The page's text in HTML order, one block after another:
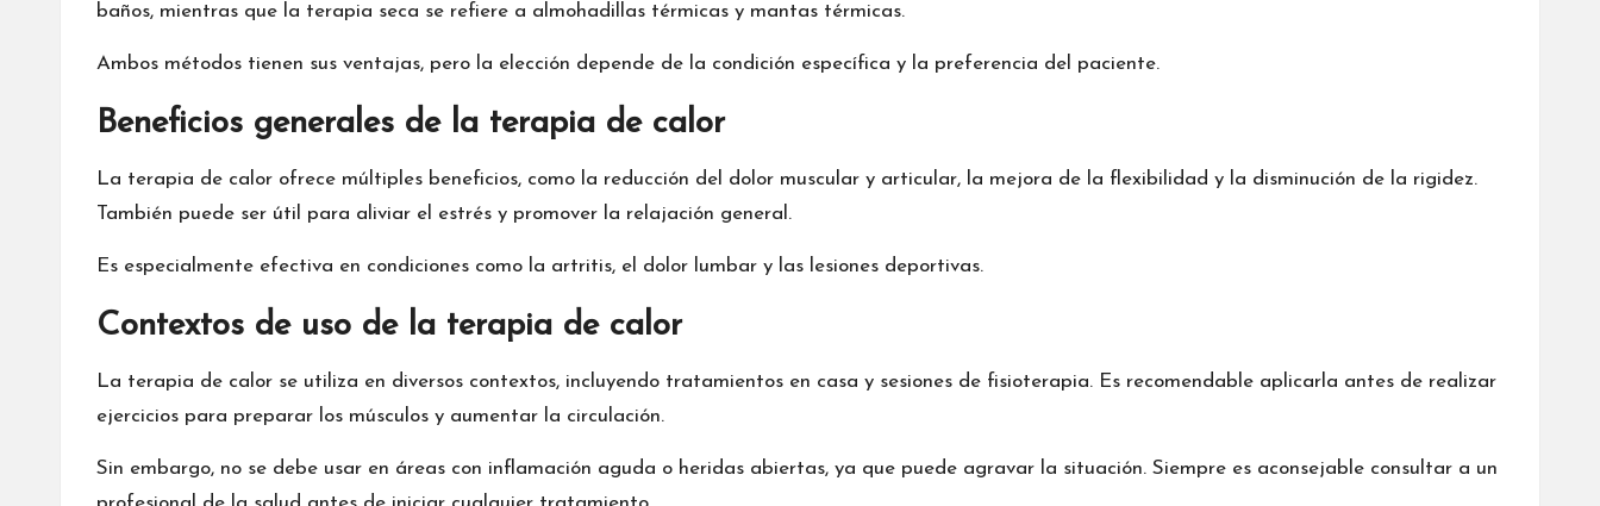
baños, mientras que la terapia seca se refiere a almohadillas térmicas y mantas térmicas.
Ambos métodos tienen sus ventajas, pero la elección depende de la condición específica y la preferencia del paciente.
Beneficios generales de la terapia de calor
La terapia de calor ofrece múltiples beneficios, como la reducción del dolor muscular y articular, la mejora de la flexibilidad y la disminución de la rigidez.
También puede ser útil para aliviar el estrés y promover la relajación general.
Es especialmente efectiva en condiciones como la artritis, el dolor lumbar y las lesiones deportivas.
Contextos de uso de la terapia de calor
La terapia de calor se utiliza en diversos contextos, incluyendo tratamientos en casa y sesiones de fisioterapia. Es recomendable aplicarla antes de realizar
ejercicios para preparar los músculos y aumentar la circulación.
Sin embargo, no se debe usar en áreas con inflamación aguda o heridas abiertas, ya que puede agravar la situación. Siempre es aconsejable consultar a un